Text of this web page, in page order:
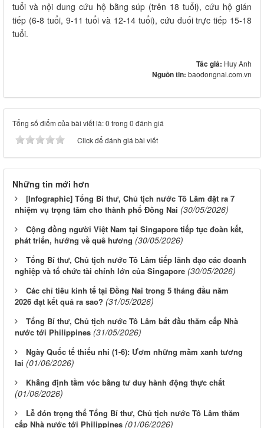
tuổi và nội dung cứu hộ bằng súp (trên 18 tuổi), cứu hộ gián
tiếp (6-8 tuổi, 9-11 tuổi và 12-14 tuổi), cứu đuối trực tiếp 15-18
tuổi.
Tác giả: Huy Anh
Nguồn tin: baodongnai.com.vn
Tổng số điểm của bài viết là: 0 trong 0 đánh giá
Click để đánh giá bài viết
Những tin mới hơn
[Infographic] Tổng Bí thư, Chủ tịch nước Tô Lâm đặt ra 7
nhiệm vụ trọng tâm cho thành phố Đồng Nai (30/05/2026)
Cộng đồng người Việt Nam tại Singapore tiếp tục đoàn kết,
phát triển, hướng về quê hương (30/05/2026)
Tổng Bí thư, Chủ tịch nước Tô Lâm tiếp lãnh đạo các doanh
nghiệp và tổ chức tài chính lớn của Singapore (30/05/2026)
Các chỉ tiêu kinh tế tại Đồng Nai trong 5 tháng đầu năm
2026 đạt kết quả ra sao? (31/05/2026)
Tổng Bí thư, Chủ tịch nước Tô Lâm bắt đầu thăm cấp Nhà
nước tới Philippines (31/05/2026)
Ngày Quốc tế thiếu nhi (1-6): Ươm những mầm xanh tương
lai (01/06/2026)
Khẳng định tầm vóc bằng tư duy hành động thực chất
(01/06/2026)
Lễ đón trọng thể Tổng Bí thư, Chủ tịch nước Tô Lâm thăm
cấp Nhà nước tới Philippines (01/06/2026)